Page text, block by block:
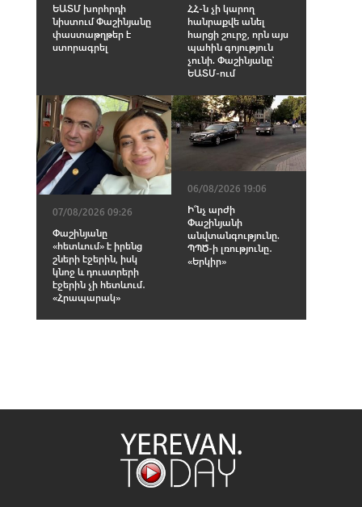
ԵԱՏՄ խորհրդի
նիստում Փաշինյանը
փաստաթղթեր է
ստորագրել
ՀՀ-ն չի կարող
հանրաքվե անել
հարցի շուրջ, որն այս
պահին գոյություն
չունի. Փաշինյանը՝
ԵԱՏՄ-ում
07/08/2026 09:26
Փաշինյանը
«հետևում» է իրենց
շների էջերին, իսկ
կնոջ և դուստրերի
էջերին չի հետևում․
«Հրապարակ»
06/08/2026 19:06
Ի՞նչ արժի
Փաշինյանի
անվտանգությունը.
ՊՊԾ-ի լռությունը․
«Երկիր»